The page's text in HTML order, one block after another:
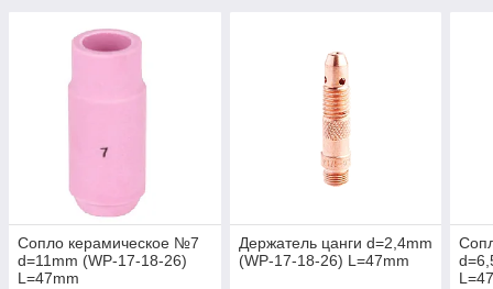
Сопло керамическое №7
d=11mm (WP-17-18-26)
L=47mm
Держатель цанги d=2,4mm
(WP-17-18-26) L=47mm